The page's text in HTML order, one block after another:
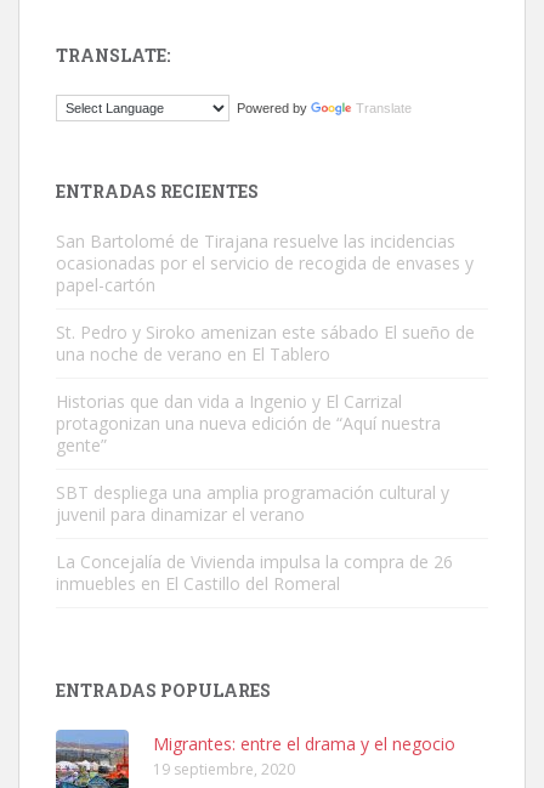
El ayuntamiento se va a llevar a Los Gatos callejeros de la zona los
Este gato macho ha aparecido en la calle hace menos de un mes,
es muy manso y extremadamente cari...
Leales.org » Gran Canaria
Leales.org » Gran Canaria
TRANSLATE:
Powered by Translate
ENTRADAS RECIENTES
San Bartolomé de Tirajana resuelve las incidencias
ocasionadas por el servicio de recogida de envases y
papel-cartón
St. Pedro y Siroko amenizan este sábado El sueño de
una noche de verano en El Tablero
Historias que dan vida a Ingenio y El Carrizal
protagonizan una nueva edición de “Aquí nuestra
gente”
SBT despliega una amplia programación cultural y
juvenil para dinamizar el verano
La Concejalía de Vivienda impulsa la compra de 26
inmuebles en El Castillo del Romeral
ENTRADAS POPULARES
Migrantes: entre el drama y el negocio
19 septiembre, 2020